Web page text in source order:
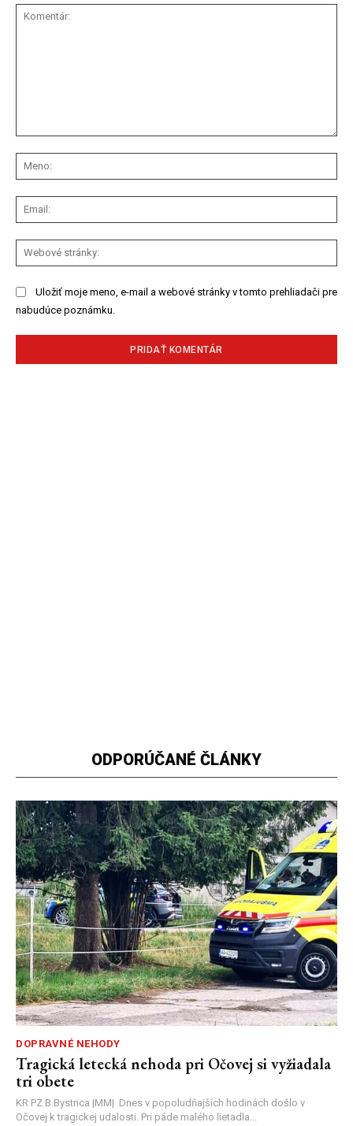
Uložiť moje meno, e-mail a webové stránky v tomto prehliadači pre
nabudúce poznámku.
ODPORÚČANÉ ČLÁNKY
DOPRAVNÉ NEHODY
Tragická letecká nehoda pri Očovej si vyžiadala
tri obete
KR PZ B.Bystrica |MM| Dnes v popoludňajších hodinách došlo v
Očovej k tragickej udalosti. Pri páde malého lietadla...